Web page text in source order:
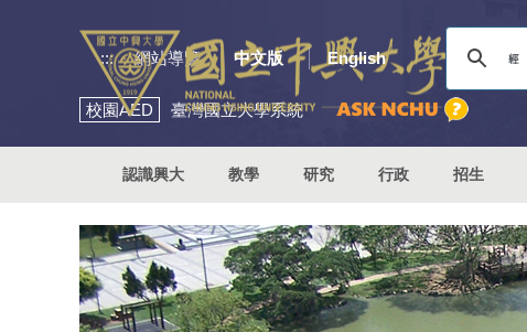
::: 網站導覽 中文版 English
校園AED 臺灣國立大學系統
認識興大 教學 研究 行政 招生